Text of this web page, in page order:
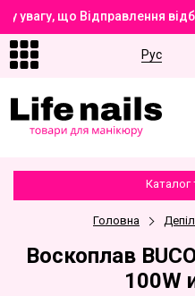
увагу, що Відправлення
Рус
Каталог
Головна
Воскоплав
100W